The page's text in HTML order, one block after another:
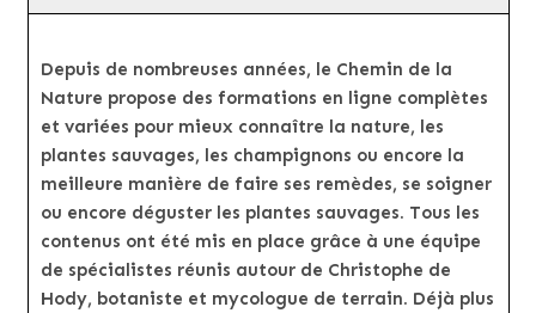
Depuis de nombreuses années, le Chemin de la
Nature propose des formations en ligne complètes
et variées pour mieux connaître la nature, les
plantes sauvages, les champignons ou encore la
meilleure manière de faire ses remèdes, se soigner
ou encore déguster les plantes sauvages. Tous les
contenus ont été mis en place grâce à une équipe
de spécialistes réunis autour de Christophe de
Hody, botaniste et mycologue de terrain. Déjà plus